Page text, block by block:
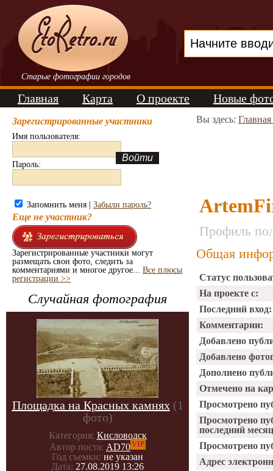
Старые фотографии городов
Главная Карта О проекте Новые
Зарегистрированные участники
Имя пользователя:
Пароль:
Запомнить меня | Забыли пароль?
Еще не участник?
Зарегистрированные участники могут
размещать свои фото, следить за
комментариями и многое другое... Все плюсы
регистрации >>
Случайная фотография
Площадка на Красных камнях (1
фото)
Категория: Кисловодск
Автор поста: AD70VIP
Год съемки: не указан
Дата: 27.08.2019 13:26
Вы здесь:
Профиль
Общая
Статус
На проекте с:
Последний вход:
Комментарии:
Добавлено
Добавлено
Дополнено
Отмечено на
Просмотрено
Просмотрено
последний
Просмотрено
Адрес